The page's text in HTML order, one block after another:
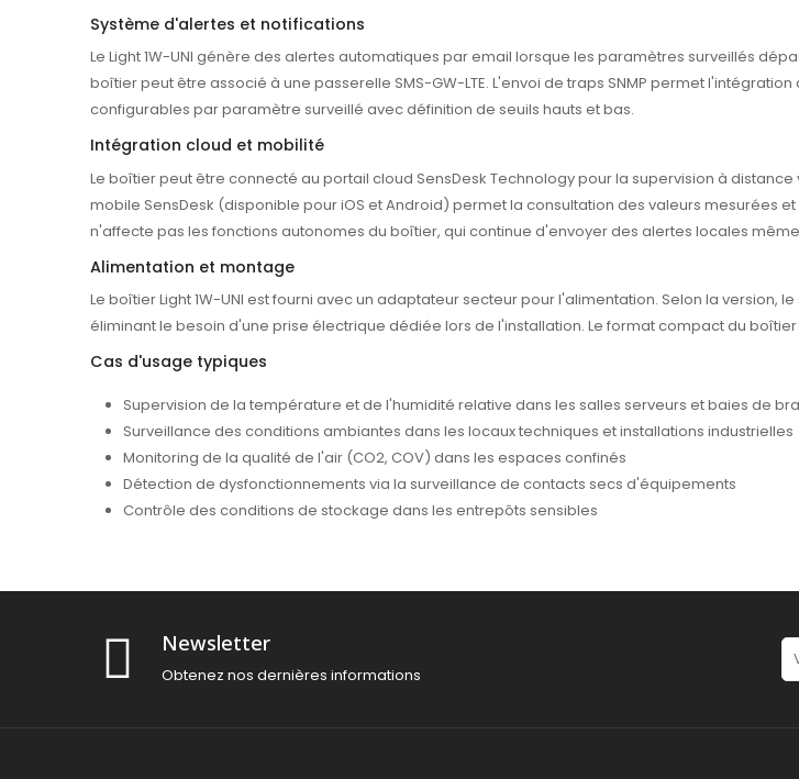
Système d'alertes et notifications
Le Light 1W-UNI génère des alertes automatiques par email lorsque les paramètres surveillés
boîtier peut être associé à une passerelle SMS-GW-LTE. L'envoi de traps SNMP permet
configurables par paramètre surveillé avec définition de seuils hauts et bas.
Intégration cloud et mobilité
Le boîtier peut être connecté au portail cloud SensDesk Technology pour la supervision à
mobile SensDesk (disponible pour iOS et Android) permet la consultation des valeurs mesurées
n'affecte pas les fonctions autonomes du boîtier, qui continue d'envoyer des alertes locales
Alimentation et montage
Le boîtier Light 1W-UNI est fourni avec un adaptateur secteur pour l'alimentation. Selon la
éliminant le besoin d'une prise électrique dédiée lors de l'installation. Le format compact du
Cas d'usage typiques
Supervision de la température et de l'humidité relative dans les salles serveurs et baies de
Surveillance des conditions ambiantes dans les locaux techniques et installations industrielles
Monitoring de la qualité de l'air (CO2, COV) dans les espaces confinés
Détection de dysfonctionnements via la surveillance de contacts secs d'équipements
Contrôle des conditions de stockage dans les entrepôts sensibles
Newsletter
Obtenez nos dernières informations